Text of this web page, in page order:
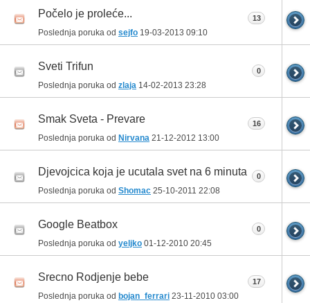
Počelo je proleće...
Poslednja poruka od sejfo 19-03-2013 09:10
13
Sveti Trifun
Poslednja poruka od zlaja 14-02-2013 23:28
0
Smak Sveta - Prevare
Poslednja poruka od Nirvana 21-12-2012 13:00
16
Djevojcica koja je ucutala svet na 6 minuta
Poslednja poruka od Shomac 25-10-2011 22:08
0
Google Beatbox
Poslednja poruka od yeljko 01-12-2010 20:45
0
Srecno Rodjenje bebe
Poslednja poruka od bojan_ferrari 23-11-2010 03:00
17